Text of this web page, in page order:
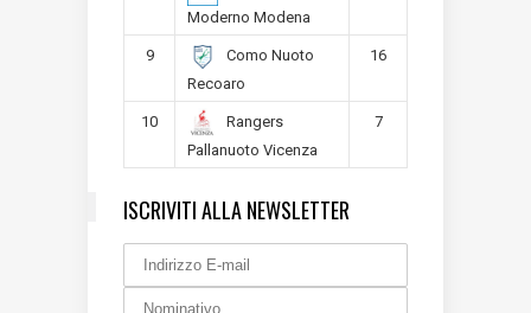
Moderno Modena
9
Como Nuoto
Recoaro
16
10
Rangers
Pallanuoto Vicenza
7
ISCRIVITI ALLA NEWSLETTER